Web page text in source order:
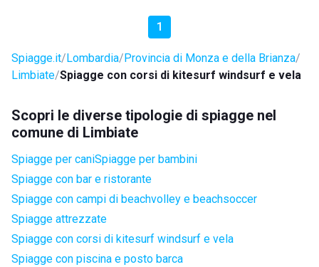
1
Spiagge.it Lombardia Provincia di Monza e della Brianza
Limbiate Spiagge con corsi di kitesurf windsurf e vela
Scopri le diverse tipologie di spiagge nel
comune di Limbiate
Spiagge per caniSpiagge per bambini
Spiagge con bar e ristorante
Spiagge con campi di beachvolley e beachsoccer
Spiagge attrezzate
Spiagge con corsi di kitesurf windsurf e vela
Spiagge con piscina e posto barca